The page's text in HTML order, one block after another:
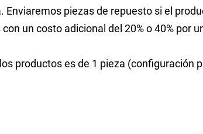
piezas de repuesto si el
un costo adicional del 20% o 40% por
productos es de 1 pieza (configuración